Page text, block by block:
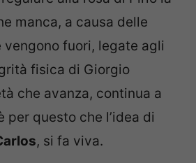
manca, a causa delle
vengono fuori, legate agli
fisica di Giorgio
che avanza, continua a
per questo che l’idea di
, si fa viva.